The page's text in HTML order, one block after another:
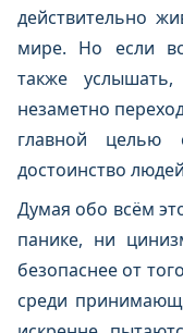
действительно
мире. Но если
также
незаметно
главной целью
достоинство
Думая обо всём
панике, ни
безопаснее от
среди